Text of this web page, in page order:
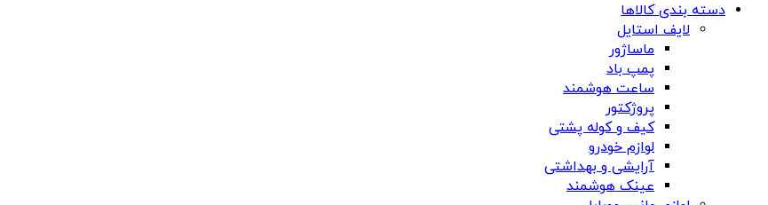
دسته بندی کالاها
لایف استایل
ماساژور
پمپ باد
ساعت هوشمند
پروژکتور
کیف و کوله پشتی
لوازم خودرو
آرایشی و بهداشتی
عینک هوشمند